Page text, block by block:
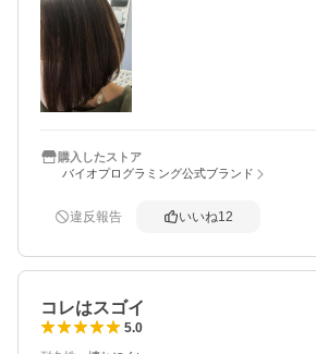
でした。
臨時収入があり思い切ってヘアビューロ
入！！
早く買えば良かったと毎日使う度に、ち
に
ニヤっとしています😊
これから先の自分への投資と思い是非
購入したストア
バイオプログラミング公式ブランド
違反報告 いいね12
コレはスゴイ
5.0